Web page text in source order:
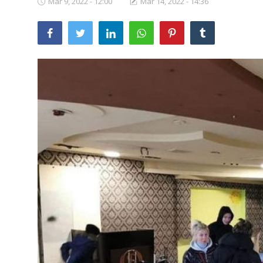
SERVICII
Sectorul Rîșcani
Căutați pe Internet